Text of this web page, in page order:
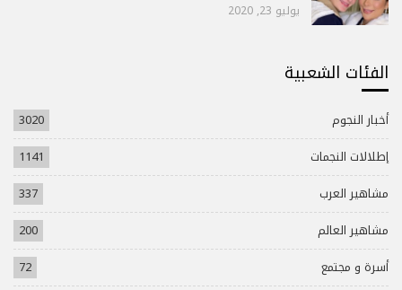
يوليو 23, 2020
الفئات الشعبية
أخبار النجوم
3020
إطلالات النجمات
1141
مشاهير العرب
337
مشاهير العالم
200
أسرة و مجتمع
72